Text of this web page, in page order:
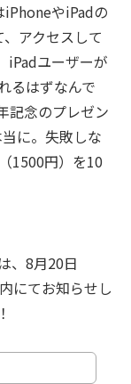
やiPadの
アクセスして
iPadユーザーが
るはずなんで
念のプレゼン
に。失敗しな
1500円）を10
、8月20日
にてお知らせし